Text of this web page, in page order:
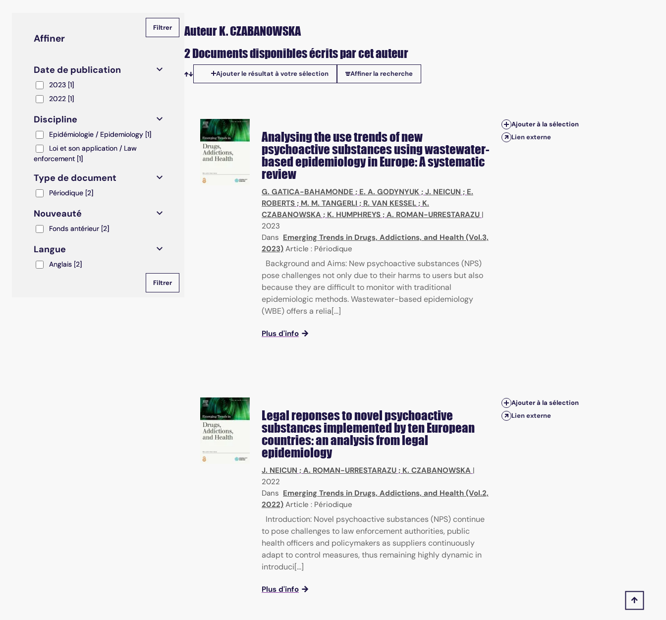
Affiner
Date de publication
20232023 [1]
20222022 [1]
Discipline
Epidémiologie / Epidemiology
Epidémiologie / Epidemiology [1]
Loi et son application / Law enforcement
Loi et son application / Law
enforcement [1]
Type de document
Périodique
Périodique [2]
Nouveauté
Fonds antérieur
Fonds antérieur [2]
Langue
AnglaisAnglais [2]
Auteur K. CZABANOWSKA
2 Documents disponibles écrits par cet auteur
Tris disponibles
Ajouter le résultat à votre sélection Affiner la recherche
Analysing the use trends of new
psychoactive substances using wastewater-
based epidemiology in Europe: A systematic
review
G. GATICA-BAHAMONDE ; E. A. GODYNYUK ; J. NEICUN ; E.
ROBERTS ; M. M. TANGERLI ; R. VAN KESSEL ; K.
CZABANOWSKA ; K. HUMPHREYS ; A. ROMAN-URRESTARAZU |
2023
Dans Emerging Trends in Drugs, Addictions, and Health (Vol.3,
2023) Article : Périodique
Background and Aims: New psychoactive substances (NPS)
pose challenges not only due to their harms to users but also
because they are difficult to monitor with traditional
epidemiologic methods. Wastewater-based epidemiology
(WBE) offers a relia[...]
Plus d'info
Ajouter à la sélection
Lien externe
Legal reponses to novel psychoactive
substances implemented by ten European
countries: an analysis from legal
epidemiology
J. NEICUN ; A. ROMAN-URRESTARAZU ; K. CZABANOWSKA |
2022
Dans Emerging Trends in Drugs, Addictions, and Health (Vol.2,
2022) Article : Périodique
Introduction: Novel psychoactive substances (NPS) continue
to pose challenges to law enforcement authorities, public
health officers and policymakers as suppliers continuously
adapt to control measures, thus remaining highly dynamic in
introduci[...]
Plus d'info
Ajouter à la sélection
Lien externe